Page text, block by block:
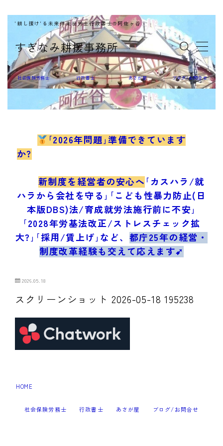
すぎなみ耕援事務所
'耕し援け'る未来伴走社労士行政書士@阿佐ヶ谷
MENU
社会保険労務士
あさが屋
ブログ/お問合せ
社会保険労務士 行政書士 あさが屋 ブログ/お問合せ
｢2026年問題｣準備できています
か?
新制度を経営者の安心へ ｢カスハラ/就
ハラから会社を守る｣｢こども性暴力防止(日
本版DBS)法/育成就労法施行前に不安｣
｢2028年労基法改正/ストレスチェック拡
大?｣｢採用/賃上げ｣など、 都庁25年の経営・
制度改革経験も交えて応えます➹
2026.05.18
スクリーンショット 2026-05-18 195238
HOME
社会保険労務士 行政書士 あさが屋 ブログ/お問合せ